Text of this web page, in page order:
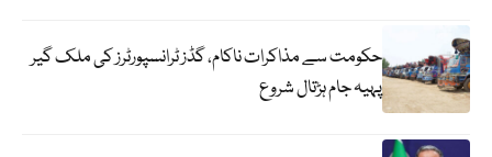
حکومت سے مذاکرات ناکام، گڈز ٹرانسپورٹرز کی ملک گیر
پہیہ جام ہڑتال شروع